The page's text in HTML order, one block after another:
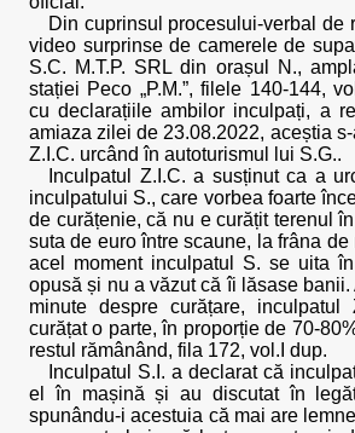
Din cuprinsul procesului-verbal de
video surprinse de camerele de
S.C. M.T.P. SRL din orașul N.,
stației Peco „P.M.”, filele 140-144,
cu declarațiile ambilor inculpați, a
amiaza zilei de 23.08.2022, aceștia
Z.I.C. urcând în autoturismul lui S.G..
Inculpatul Z.I.C. a susținut ca a
inculpatului S., care vorbea foarte
de curățenie, că nu e curățit terenul
suta de euro între scaune, la frâna
acel moment inculpatul S. se uita
opusă și nu a văzut că îi lăsase banii.
minute despre curățare,
curățat o parte, în proporție de 70-
restul rămânând, fila 172, vol.I dup.
Inculpatul S.I. a declarat că
el în mașină și au discutat în
spunându-i acestuia că mai are